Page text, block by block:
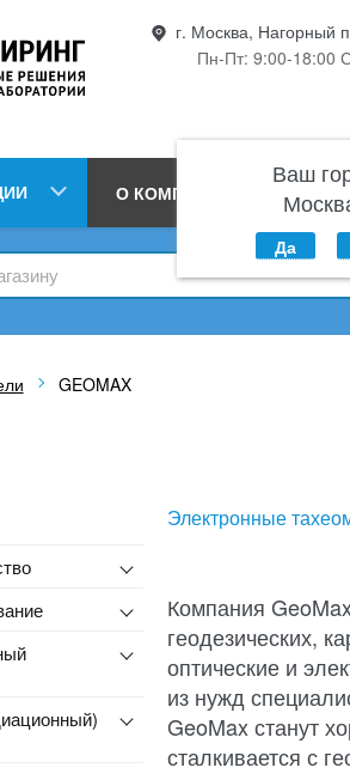
г. Москва, Нагорный
Пн-Пт: 9:00-18:00
Ваш
Да
О КОМПАНИИ
GEOMAX
Электронные
Компания
геодезических,
оптические и
из нужд
GeoMax станут
сталкивается с